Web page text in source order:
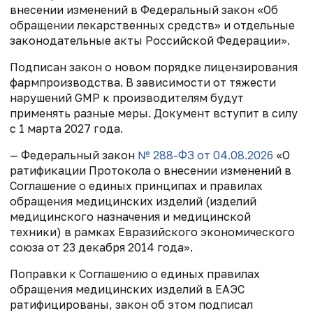
внесении изменений в Федеральный закон «Об
обращении лекарственных средств» и отдельные
законодательные акты Российской Федерации».
Подписан закон о новом порядке лицензирования
фармпроизводства. В зависимости от тяжести
нарушений GMP к производителям будут
применять разные меры. Документ вступит в силу
с 1 марта 2027 года.
— Федеральный закон № 288-ФЗ от 04.08.2026 «О
ратификации Протокола о внесении изменений в
Соглашение о единых принципах и правилах
обращения медицинских изделий (изделий
медицинского назначения и медицинской
техники) в рамках Евразийского экономического
союза от 23 декабря 2014 года».
Поправки к Соглашению о единых правилах
обращения медицинских изделий в ЕАЭС
ратифицированы, закон об этом подписал